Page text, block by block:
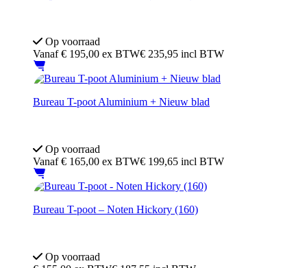
Op voorraad
Vanaf€ 195,00 ex BTW€ 235,95 incl BTW
Bureau T-poot Aluminium + Nieuw blad
Op voorraad
Vanaf€ 165,00 ex BTW€ 199,65 incl BTW
Bureau T-poot – Noten Hickory (160)
Op voorraad